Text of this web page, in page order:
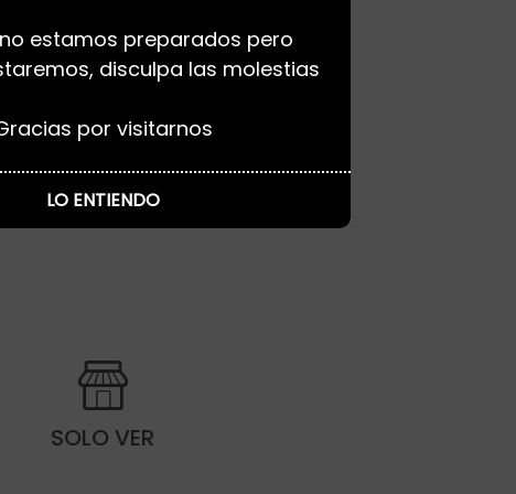
PEDIDO
20 minutos

SOLO VER
estamos preparados pero
disculpa las molestias
por visitarnos
LO ENTIENDO